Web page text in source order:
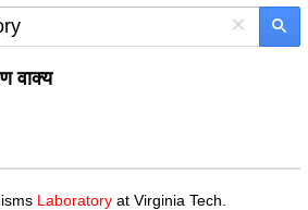
×
वाक्य
Laboratory at Virginia Tech.